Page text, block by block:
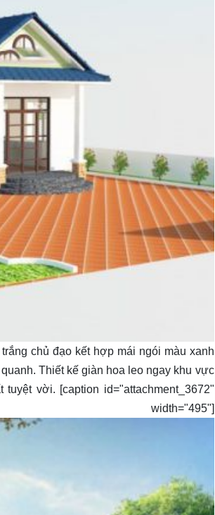
chủ đạo kết hợp mái ngói màu xanh
Thiết kế giàn hoa leo ngay khu vực
vời. [caption id="attachment_3672"